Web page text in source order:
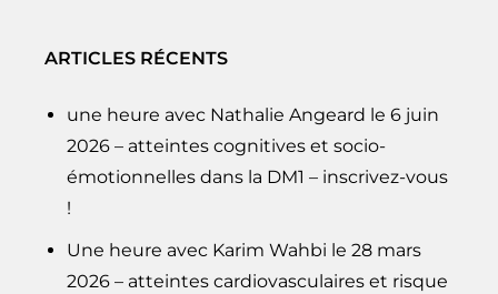
ARTICLES RÉCENTS
une heure avec Nathalie Angeard le 6 juin
2026 – atteintes cognitives et socio-
émotionnelles dans la DM1 – inscrivez-vous
!
Une heure avec Karim Wahbi le 28 mars
2026 – atteintes cardiovasculaires et risque